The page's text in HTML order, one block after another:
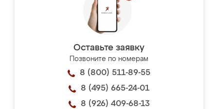
Оставьте заявку
Позвоните по номерам
8 (800) 511-89-55
8 (495) 665-24-01
8 (926) 409-68-13